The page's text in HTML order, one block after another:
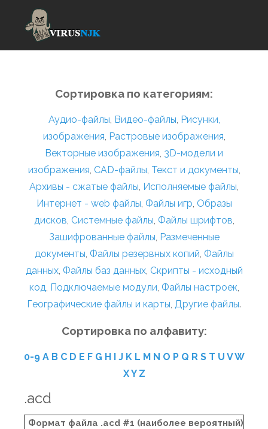
Сортировка по категориям:
Аудио-файлы, Видео-файлы, Рисунки,
изображения, Растровые изображения,
Векторные изображения, 3D-модели и
изображения, CAD-файлы, Текст и документы,
Архивы - сжатые файлы, Исполняемые файлы,
Интернет - web файлы, Файлы игр, Образы
дисков, Системные файлы, Файлы шрифтов,
Зашифрованные файлы, Размеченные
документы, Файлы резервных копий, Файлы
данных, Файлы баз данных, Скрипты - исходный
код, Подключаемые модули, Файлы настроек,
Географические файлы и карты, Другие файлы.
Сортировка по алфавиту:
0-9 A B C D E F G H I J K L M N O P Q R S T U VW
XY Z
.acd
Формат файла .acd #1 (наиболее вероятный)